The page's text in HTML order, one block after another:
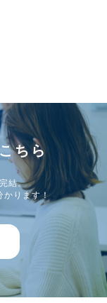
ちら
結。
かります！